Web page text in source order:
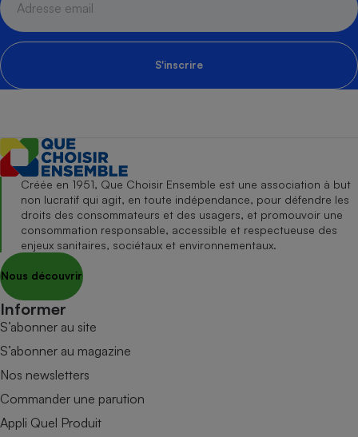
S'inscrire
Créée en 1951, Que Choisir Ensemble est une association à but
non lucratif qui agit, en toute indépendance, pour défendre les
droits des consommateurs et des usagers, et promouvoir une
consommation responsable, accessible et respectueuse des
enjeux sanitaires, sociétaux et environnementaux.
Nous découvrir
Informer
S’abonner au site
S’abonner au magazine
Nos newsletters
Commander une parution
Appli Quel Produit